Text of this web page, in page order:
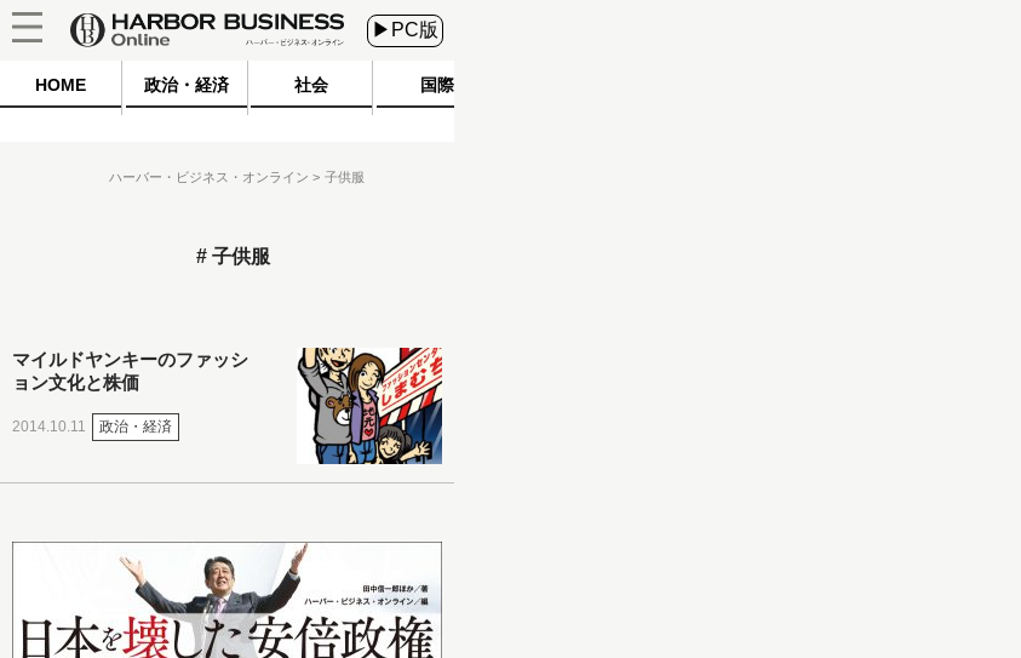
▶PC版
HOME 政治・経済 社会 国際
ハーバー・ビジネス・オンライン 子供服
子供服
マイルドヤンキーのファッシ
ョン文化と株価
2014.10.11 政治・経済